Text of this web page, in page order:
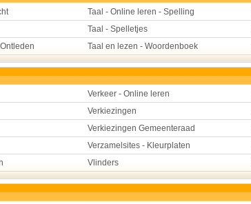
Taal - Online leren - Spelling
Taal - Spelletjes
Taal en lezen - Woordenboek
Verkeer - Online leren
Verkiezingen
Verkiezingen Gemeenteraad
Verzamelsites - Kleurplaten
Vlinders